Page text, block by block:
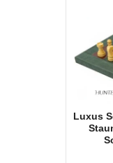
Luxus